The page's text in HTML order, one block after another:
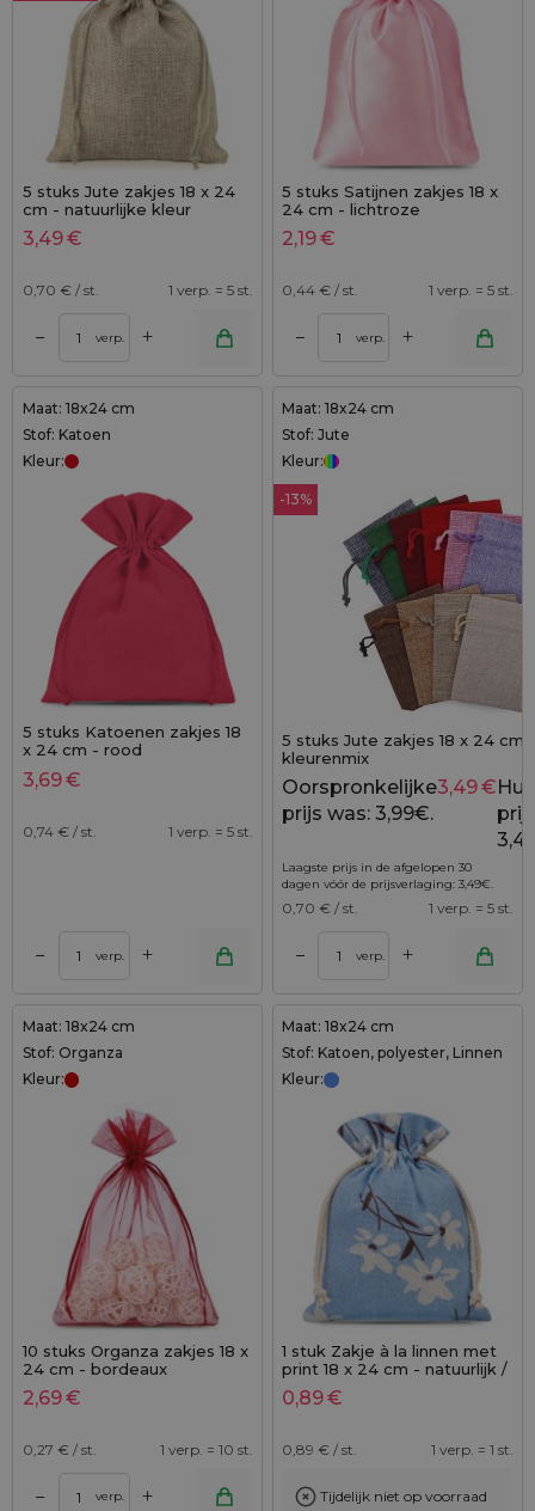
5 stuks Jute zakjes 18 x 24
cm - natuurlijke kleur
3,49€
0,70 € / st. 1 verp. = 5 st.
– verp. +
5 stuks Satijnen zakjes 18 x
24 cm - lichtroze
2,19€
0,44 € / st. 1 verp. = 5 st.
– verp. +
Maat: 18x24 cm
Stof: Katoen
Kleur:
5 stuks Katoenen zakjes 18
x 24 cm - rood
3,69€
0,74 € / st. 1 verp. = 5 st.
– verp. +
Maat: 18x24 cm
Stof: Jute
Kleur:
-13%
5 stuks Jute zakjes 18 x 24 cm
kleurenmix
Oorspronkelijke
prijs was: 3,99€.
3,49€
Laagste prijs in de afgelopen 30
dagen vóór de prijsverlaging:3,49€.
0,70 € / st. 1 verp. = 5 st.
– verp. +
Maat: 18x24 cm
Stof: Organza
Kleur:
10 stuks Organza zakjes 18 x
24 cm - bordeaux
2,69€
0,27 € / st. 1 verp. = 10 st.
– verp. +
Maat: 18x24 cm
Stof: Katoen, polyester, Linnen
Kleur:
1 stuk Zakje à la linnen met
print 18 x 24 cm - natuurlijk /
blauwe bloemen
0,89€
0,89 € / st. 1 verp. = 1 st.
Tijdelijk niet op voorraad